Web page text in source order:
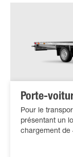
Porte-
Pour le
présentant un
chargement de